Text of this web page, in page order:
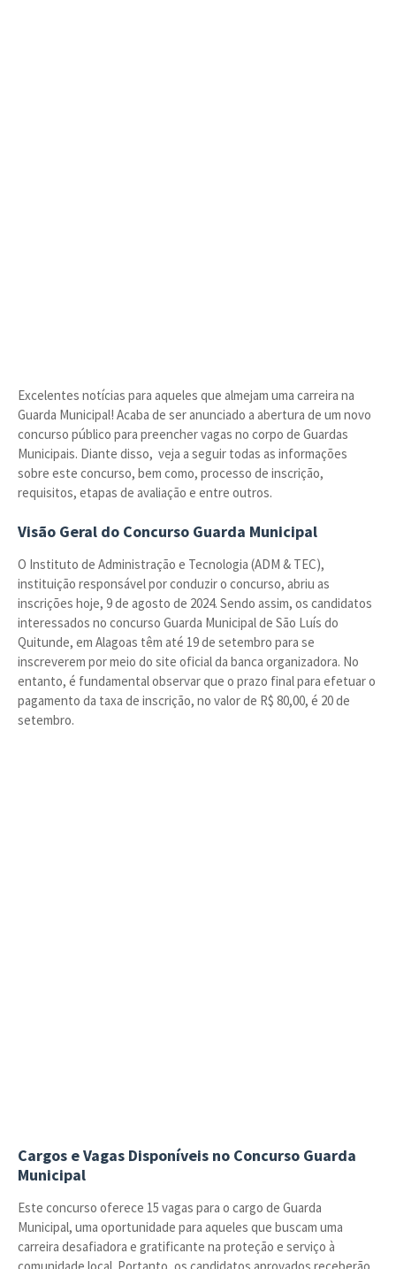
Excelentes notícias para aqueles que almejam uma carreira na
Guarda Municipal! Acaba de ser anunciado a abertura de um novo
concurso público para preencher vagas no corpo de Guardas
Municipais. Diante disso, veja a seguir todas as informações
sobre este concurso, bem como, processo de inscrição,
requisitos, etapas de avaliação e entre outros.
Visão Geral do Concurso Guarda Municipal
O Instituto de Administração e Tecnologia (ADM & TEC),
instituição responsável por conduzir o concurso, abriu as
inscrições hoje, 9 de agosto de 2024. Sendo assim, os candidatos
interessados no concurso Guarda Municipal de São Luís do
Quitunde, em Alagoas têm até 19 de setembro para se
inscreverem por meio do site oficial da banca organizadora. No
entanto, é fundamental observar que o prazo final para efetuar o
pagamento da taxa de inscrição, no valor de R$ 80,00, é 20 de
setembro.
Cargos e Vagas Disponíveis no Concurso Guarda
Municipal
Este concurso oferece 15 vagas para o cargo de Guarda
Municipal, uma oportunidade para aqueles que buscam uma
carreira desafiadora e gratificante na proteção e serviço à